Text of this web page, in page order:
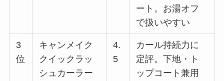
ート。お湯オフ
で扱いやすい
3
位
キャンメイク
クイックラッ
シュカーラー
4.
5
カール持続力に
定評。下地・ト
ップコート兼用